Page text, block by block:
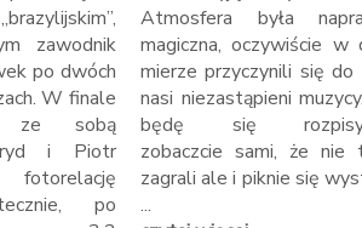
zawodnik
po dwóch
W finale
ze sobą
i Piotr
po
Atmosfera była
magiczna, oczywiście w
mierze przyczynili się do
nasi niezastąpieni
będę się
zobaczcie sami, że nie
zagrali ale i piknie się
...